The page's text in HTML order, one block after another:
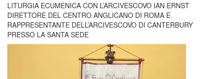
LITURGIA ECUMENICA CON L’ARCIVESCOVO IAN ERNST
DIRETTORE DEL CENTRO ANGLICANO DI ROMA E
RAPPRESENTANTE DELL’ARCIVESCOVO DI CANTERBURY
PRESSO LA SANTA SEDE